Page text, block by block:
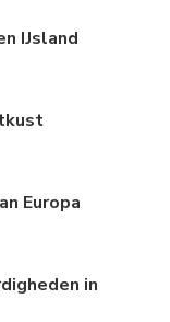
IJsland
Europa
in